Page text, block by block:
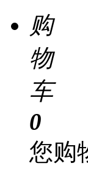
购
物
车
0
您购